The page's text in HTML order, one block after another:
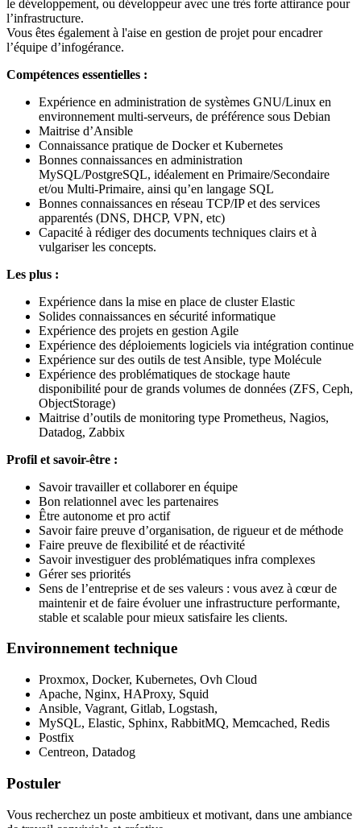
le développement, ou développeur avec une très forte attirance pour
l’infrastructure.
Vous êtes également à l'aise en gestion de projet pour encadrer
l’équipe d’infogérance.
Compétences essentielles :
Expérience en administration de systèmes GNU/Linux en
environnement multi-serveurs, de préférence sous Debian
Maitrise d’Ansible
Connaissance pratique de Docker et Kubernetes
Bonnes connaissances en administration
MySQL/PostgreSQL, idéalement en Primaire/Secondaire
et/ou Multi-Primaire, ainsi qu’en langage SQL
Bonnes connaissances en réseau TCP/IP et des services
apparentés (DNS, DHCP, VPN, etc)
Capacité à rédiger des documents techniques clairs et à
vulgariser les concepts.
Les plus :
Expérience dans la mise en place de cluster Elastic
Solides connaissances en sécurité informatique
Expérience des projets en gestion Agile
Expérience des déploiements logiciels via intégration continue
Expérience sur des outils de test Ansible, type Molécule
Expérience des problématiques de stockage haute
disponibilité pour de grands volumes de données (ZFS, Ceph,
ObjectStorage)
Maitrise d’outils de monitoring type Prometheus, Nagios,
Datadog, Zabbix
Profil et savoir-être :
Savoir travailler et collaborer en équipe
Bon relationnel avec les partenaires
Être autonome et pro actif
Savoir faire preuve d’organisation, de rigueur et de méthode
Faire preuve de flexibilité et de réactivité
Savoir investiguer des problématiques infra complexes
Gérer ses priorités
Sens de l’entreprise et de ses valeurs : vous avez à cœur de
maintenir et de faire évoluer une infrastructure performante,
stable et scalable pour mieux satisfaire les clients.
Environnement technique
Proxmox, Docker, Kubernetes, Ovh Cloud
Apache, Nginx, HAProxy, Squid
Ansible, Vagrant, Gitlab, Logstash,
MySQL, Elastic, Sphinx, RabbitMQ, Memcached, Redis
Postfix
Centreon, Datadog
Postuler
Vous recherchez un poste ambitieux et motivant, dans une ambiance